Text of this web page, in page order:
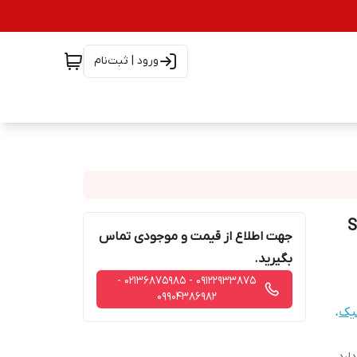
ورود | ثبت‌نام
،
جهت اطلاع از قیمت و موجودی تماس
بگیرید.
09122933875 - 02136875985 -
09904386982